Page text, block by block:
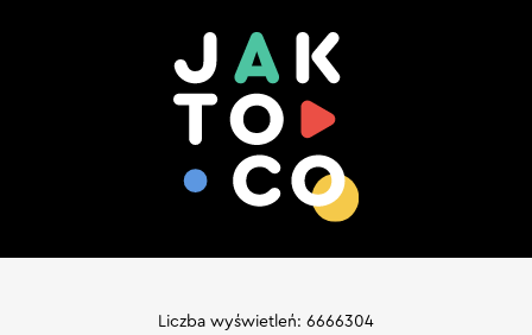
Liczba wyświetleń: 6666304